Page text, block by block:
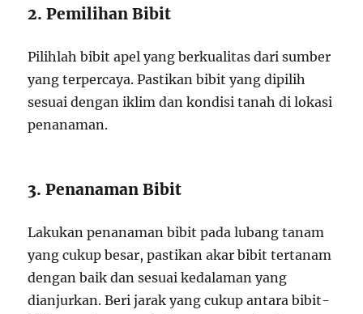
2. Pemilihan Bibit
Pilihlah bibit apel yang berkualitas dari sumber
yang terpercaya. Pastikan bibit yang dipilih
sesuai dengan iklim dan kondisi tanah di lokasi
penanaman.
3. Penanaman Bibit
Lakukan penanaman bibit pada lubang tanam
yang cukup besar, pastikan akar bibit tertanam
dengan baik dan sesuai kedalaman yang
dianjurkan. Beri jarak yang cukup antara bibit-